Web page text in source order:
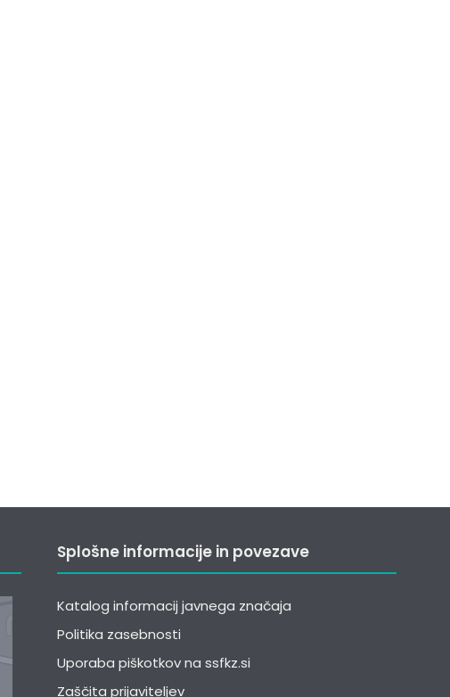
Splošne informacije in povezave
Katalog informacij javnega značaja
Politika zasebnosti
Uporaba piškotkov na ssfkz.si
Zaščita prijaviteljev